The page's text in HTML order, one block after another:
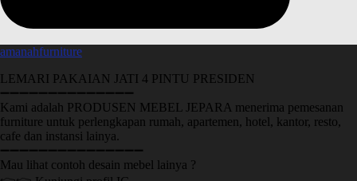
amanahfurniture
LEMARI PAKAIAN JATI 4 PINTU PRESIDEN
➖➖➖➖➖➖➖➖➖➖➖➖➖➖
Kami adalah PRODUSEN MEBEL JEPARA menerima pemesanan
furniture untuk perlengkapan rumah, apartemen, hotel, kantor, resto,
cafe dan instansi lainya.
➖➖➖➖➖➖➖➖➖➖➖➖➖➖➖
Mau lihat contoh desain mebel lainya ?